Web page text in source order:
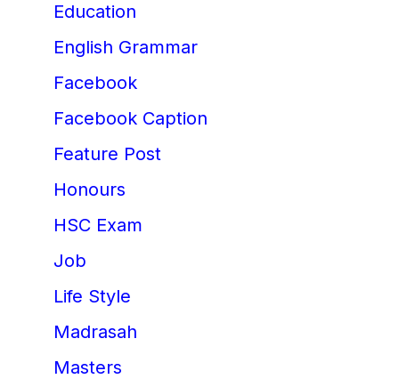
Education
English Grammar
Facebook
Facebook Caption
Feature Post
Honours
HSC Exam
Job
Life Style
Madrasah
Masters